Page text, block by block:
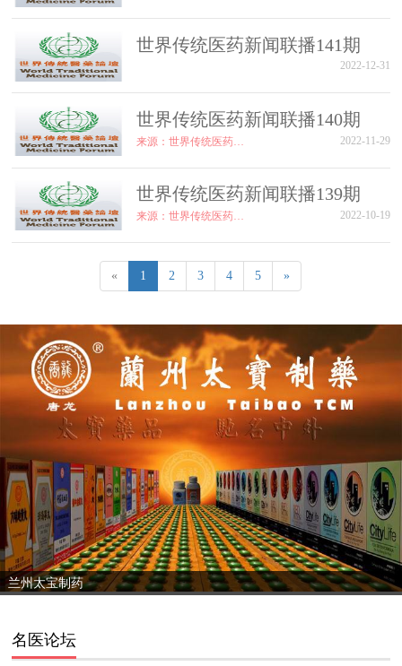
世界传统医药新闻联播141期
2022-12-31
世界传统医药新闻联播140期
2022-11-29
世界传统医药新闻联播139期
来源：世界传统医药论坛 2022-10-19
« 1 2 3 4 5 »
兰州太宝制药
名医论坛